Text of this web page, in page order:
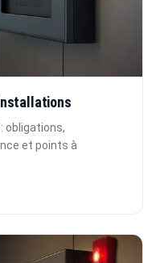
obligations,
et points à